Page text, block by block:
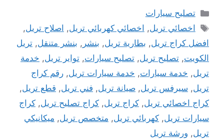
التصنيفات
تصليح سيارات
الوسوم
اخصائي تريل, اخصائي كهربائي تريل, اصلاح تريل,
افضل كراج تريل, بطارية تريل, بنشر , بنشر متنقل, تريل
الكويت, تصليح تريل, تصليح سيارات, تواير تريل, خدمة
تريل, خدمة سيارات, خدمة سيارات تريل, رقم كراج
تريل, سيرفس تريل, صيانة تريل, فني تريل, قطع تريل,
كراج اخصائي تريل, كراج تريل, كراج تصليح تريل, كراج
سيارات تريل, كهربائي تريل, متخصص تريل, ميكانيكي
تريل, ورشة تريل